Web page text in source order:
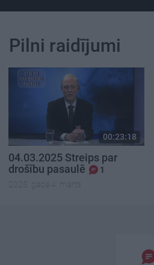
Pilni raidījumi
00:23:18
04.03.2025 Streips par
drošību pasaulē
1
2025. gada 4. marts